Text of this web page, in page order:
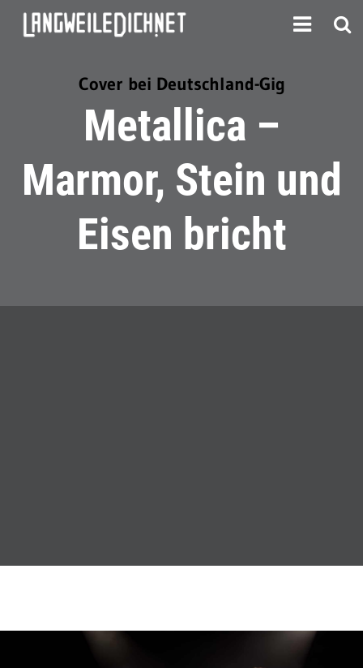
Cover bei Deutschland-Gig
Metallica –
Marmor, Stein und
Eisen bricht